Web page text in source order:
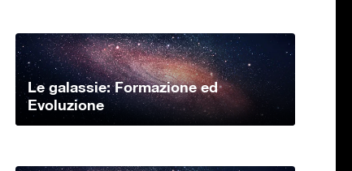
Le galassie: Formazione ed
Evoluzione